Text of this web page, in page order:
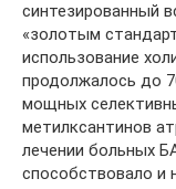
синтезированный
«золотым
использование
продолжалось до
мощных
метилксантинов
лечении больных
способствовало и